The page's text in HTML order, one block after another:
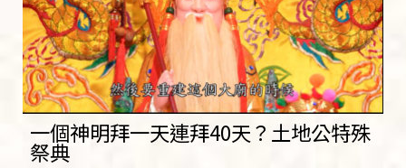
一個神明拜一天連拜40天？土地公特殊
祭典